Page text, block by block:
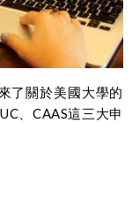
了關於美國大學的
、CAAS這三大申